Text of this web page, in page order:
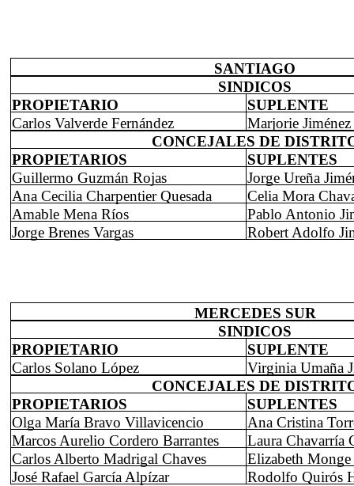
SANTIAGO
SINDICOS
PROPIETARIO
SUPLENTE
Carlos Valverde Fernández
Marjorie Jiménez
CONCEJALES DE
PROPIETARIOS
SUPLENTES
Guillermo Guzmán Rojas
Jorge Ureña
Ana Cecilia Charpentier Quesada
Celia Mora
Amable Mena Ríos
Pablo Antonio
Jorge Brenes Vargas
Robert Adolfo
MERCEDES SUR
SINDICOS
PROPIETARIO
SUPLENTE
Carlos Solano López
Virginia Umaña
CONCEJALES DE
PROPIETARIOS
SUPLENTES
Olga María Bravo Villavicencio
Ana Cristina
Marcos Aurelio Cordero Barrantes
Laura Chavarría
Carlos Alberto Madrigal Chaves
Elizabeth
José Rafael García Alpízar
Rodolfo Quirós